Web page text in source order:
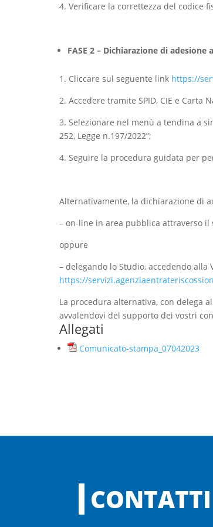
4. Verificare la correttezza del codice
FASE 2 – Dichiarazione di
1. Cliccare sul seguente link https://
2. Accedere tramite SPID, CIE e Carta
3. Selezionare nel menù a tendina a
252, Legge n.197/2022”;
4. Seguire la procedura guidata per
Alternativamente, la dichiarazione di
– on-line in area pubblica attraverso il
oppure
– delegando lo Studio, accedendo alla
https://
La procedura alternativa, con delega
avvalendovi del supporto dei vostri
Allegati
Comunicato-stampa_07042023
CONTATTI